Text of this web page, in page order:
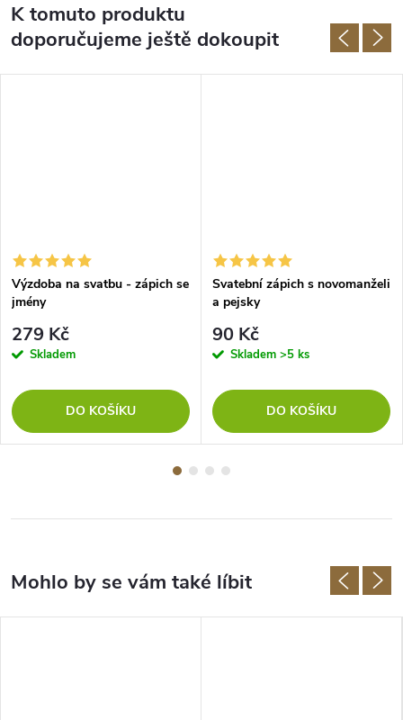
K tomuto produktu
doporučujeme ještě dokoupit
Výzdoba na svatbu - zápich se
jmény
279 Kč
Skladem
DO KOŠÍKU
Svatební zápich s novomanželi
a pejsky
90 Kč
Skladem >5 ks
DO KOŠÍKU